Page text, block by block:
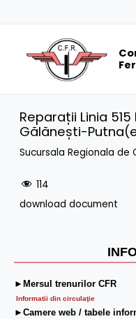
►Mersul trenurilor CFR
Informatii din circulaţie
►Camere web / tabele
Reparații Linia
Gălănești-
Sucursala Regionala de
114
download document